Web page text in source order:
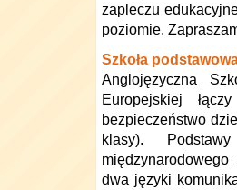
zapleczu
poziomie.
Szkoła
Anglojęzyczna
Europejskiej
bezpieczeństwo
klasy).
dwa języki